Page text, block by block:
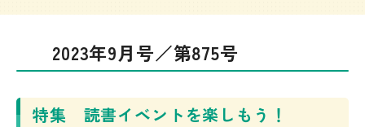
2023年9月号／第875号
特集 読書イベントを楽しもう！